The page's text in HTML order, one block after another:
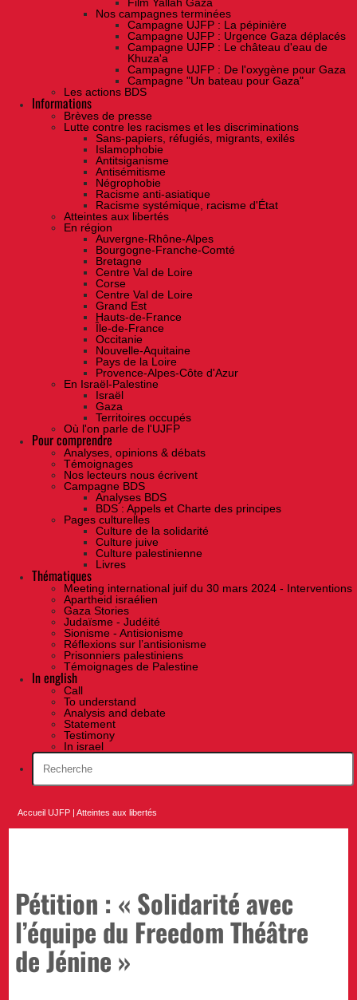
Nos campagnes terminées
Campagne UJFP : La pépinière
Campagne UJFP : Urgence Gaza déplacés
Campagne UJFP : Le château d'eau de
Khuza'a
Campagne UJFP : De l'oxygène pour Gaza
Campagne "Un bateau pour Gaza"
Les actions BDS
Informations
Brèves de presse
Lutte contre les racismes et les discriminations
Sans-papiers, réfugiés, migrants, exilés
Islamophobie
Antitsiganisme
Antisémitisme
Négrophobie
Racisme anti-asiatique
Racisme systémique, racisme d'État
Atteintes aux libertés
En région
Auvergne-Rhône-Alpes
Bourgogne-Franche-Comté
Bretagne
Centre Val de Loire
Corse
Centre Val de Loire
Grand Est
Hauts-de-France
Île-de-France
Occitanie
Nouvelle-Aquitaine
Pays de la Loire
Provence-Alpes-Côte d'Azur
En Israël-Palestine
Israël
Gaza
Territoires occupés
Où l'on parle de l'UJFP
Pour comprendre
Analyses, opinions & débats
Témoignages
Nos lecteurs nous écrivent
Campagne BDS
Analyses BDS
BDS : Appels et Charte des principes
Pages culturelles
Culture de la solidarité
Culture juive
Culture palestinienne
Livres
Thématiques
Meeting international juif du 30 mars 2024 - Interventions
Apartheid israélien
Gaza Stories
Judaïsme - Judéité
Sionisme - Antisionisme
Réflexions sur l’antisionisme
Prisonniers palestiniens
Témoignages de Palestine
In english
Call
To understand
Analysis and debate
Statement
Testimony
In israel
Accueil UJFP |Atteintes aux libertés
Pétition : « Solidarité avec
l’équipe du Freedom Théâtre
de Jénine »